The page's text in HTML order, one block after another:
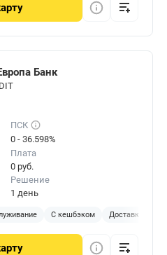
Банк
ПСК
0 - 36.598%
Плата
0 руб.
Решение
1 день
С кешбэком Доставка на